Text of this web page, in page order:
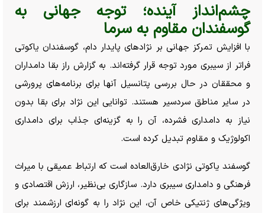
چشم‌انداز آینده؛ توجه جهانی به
گوسفندان مقاوم به سرما
با افزایش تمرکز جهانی بر نژاد‌های پایدار دام، گوسفندان یاکوتی
فراتر از سیبری مورد توجه قرار گرفته‌اند. به گزارش راز بقا دامداران
و محققان در حال بررسی پتانسیل آنها برای برنامه‌های پرورشی
در سایر مناطق سردسیر هستند. توانایی این نژاد برای بقا بدون
نیاز به دامداری فشرده، آن را به گزینه‌ای جذاب برای دامداری
اکولوژیک و مقاوم تبدیل کرده است.
گوسفند یاکوتی نژادی خارق‌العاده است که ارتباط عمیقی با میراث
فرهنگی و دامداری سیبری دارد. سازگاری بی‌نظیر، ارزش اقتصادی و
ویژگی‌های ژنتیکی خاص آن، این نژاد را به گونه‌ای ارزشمند برای